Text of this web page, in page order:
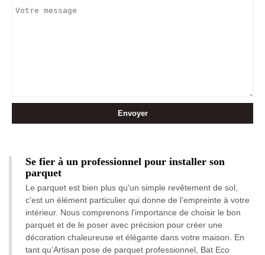
Se fier à un professionnel pour installer son
parquet
Le parquet est bien plus qu'un simple revêtement de sol,
c'est un élément particulier qui donne de l’empreinte à votre
intérieur. Nous comprenons l'importance de choisir le bon
parquet et de le poser avec précision pour créer une
décoration chaleureuse et élégante dans votre maison. En
tant qu’Artisan pose de parquet professionnel, Bat Eco